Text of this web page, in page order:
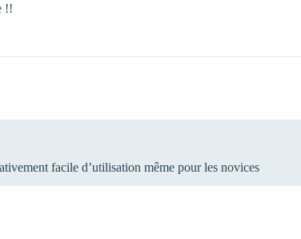
!!
facile d’utilisation même pour les novices